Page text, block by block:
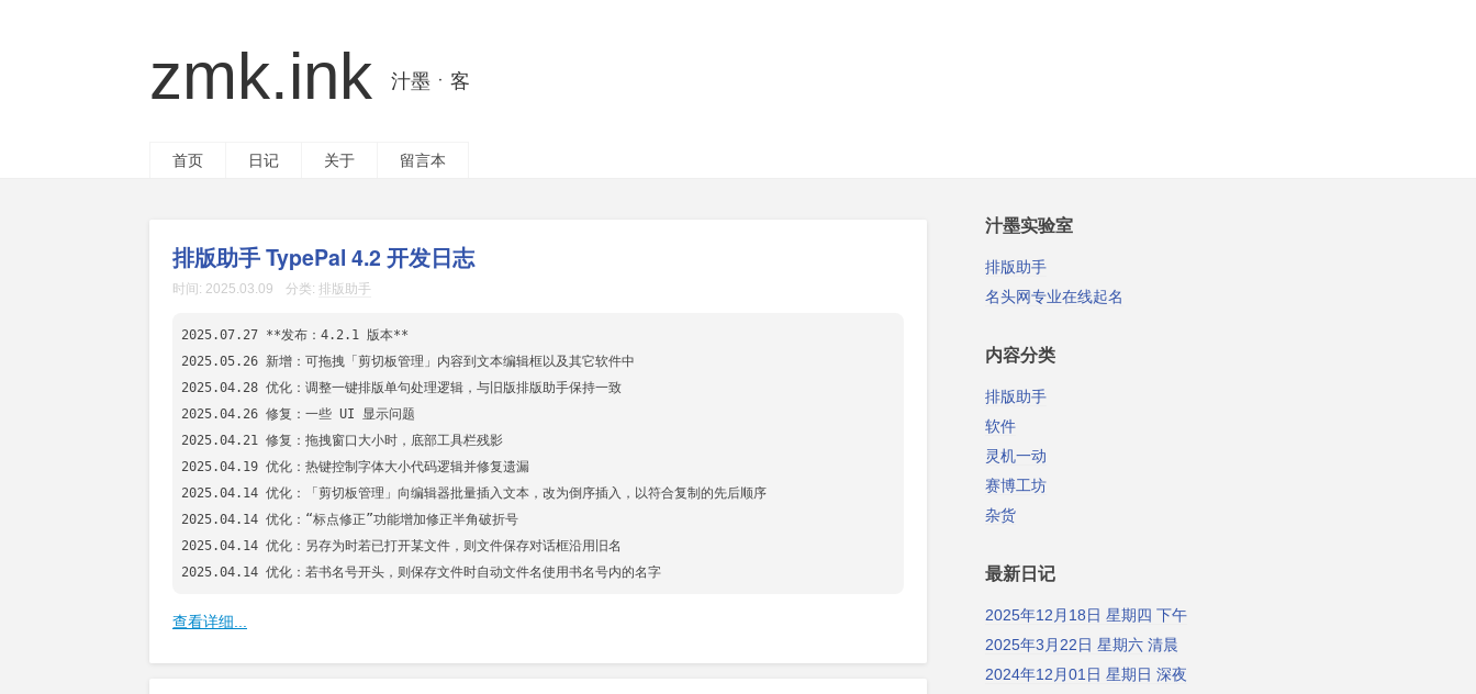
zmk.ink 汁墨ㆍ客
首页 日记 关于 留言本
排版助手 TypePal 4.2 开发日志
时间: 2025.03.09 分类: 排版助手
2025.07.27 **发布：4.2.1 版本**
2025.05.26 新增：可拖拽「剪切板管理」内容到文本编辑框以及其它软件中
2025.04.28 优化：调整一键排版单句处理逻辑，与旧版排版助手保持一致
2025.04.26 修复：一些 UI 显示问题
2025.04.21 修复：拖拽窗口大小时，底部工具栏残影
2025.04.19 优化：热键控制字体大小代码逻辑并修复遗漏
2025.04.14 优化：「剪切板管理」向编辑器批量插入文本，改为倒序插入，以符合复制的先后顺序
2025.04.14 优化：“标点修正”功能增加修正半角破折号
2025.04.14 优化：另存为时若已打开某文件，则文件保存对话框沿用旧名
查看详细...
汁墨实验室
排版助手
名头网专业在线起名
内容分类
排版助手
软件
灵机一动
赛博工坊
杂货
最新日记
2025年12月18日 星期四 下午
2025年3月22日 星期六 清晨
2024年12月01日 星期日 深夜